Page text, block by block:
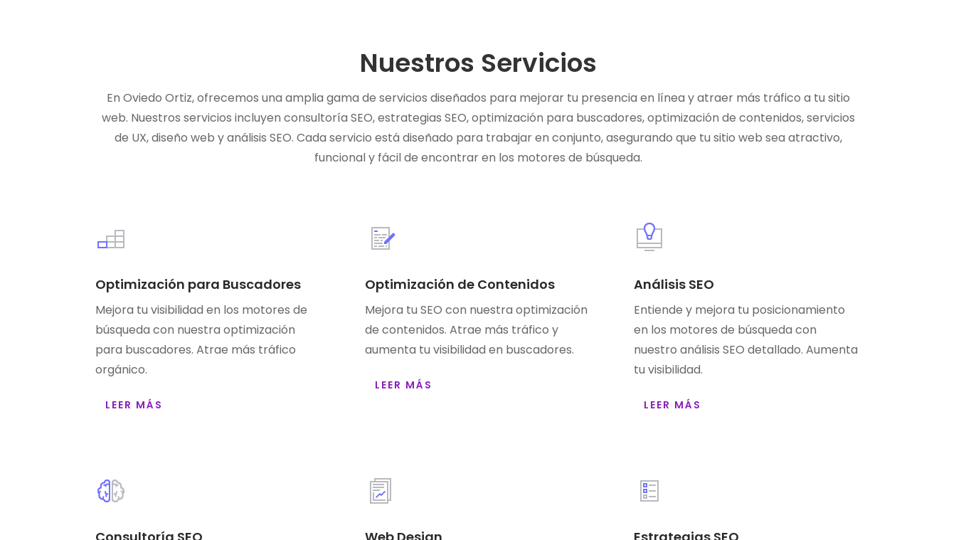
Nuestros Servicios
En Oviedo Ortiz, ofrecemos una amplia gama de servicios diseñados para mejorar tu presencia en línea y atraer más tráfico a tu sitio
web. Nuestros servicios incluyen consultoría SEO, estrategias SEO, optimización para buscadores, optimización de contenidos, servicios
de UX, diseño web y análisis SEO. Cada servicio está diseñado para trabajar en conjunto, asegurando que tu sitio web sea atractivo,
funcional y fácil de encontrar en los motores de búsqueda.
Optimización para Buscadores
Mejora tu visibilidad en los motores de
búsqueda con nuestra optimización
para buscadores. Atrae más tráfico
orgánico.
LEER MÁS
Optimización de Contenidos
Mejora tu SEO con nuestra optimización
de contenidos. Atrae más tráfico y
aumenta tu visibilidad en buscadores.
LEER MÁS
Análisis SEO
Entiende y mejora tu posicionamiento
en los motores de búsqueda con
nuestro análisis SEO detallado. Aumenta
tu visibilidad.
LEER MÁS